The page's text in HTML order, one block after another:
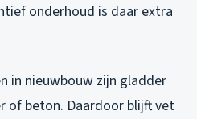
onderhoud is daar extra
in nieuwbouw zijn gladder
of beton. Daardoor blijft vet